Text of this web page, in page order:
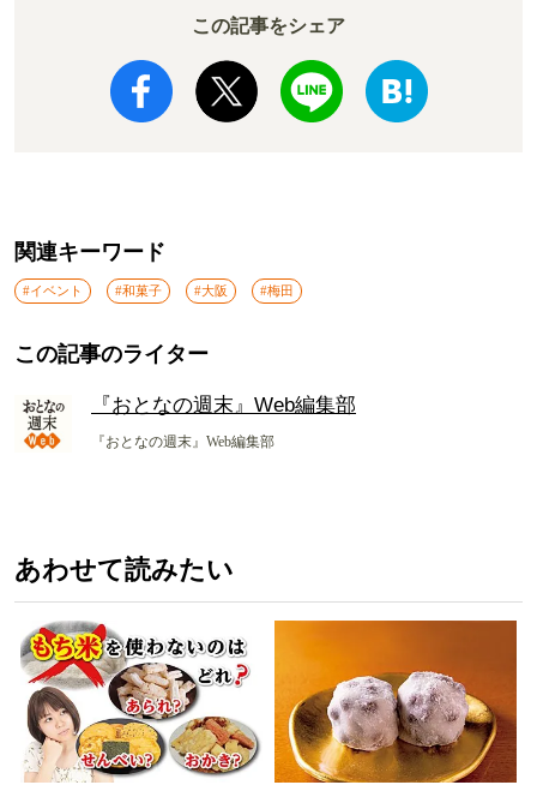
この記事をシェア
関連キーワード
#イベント #和菓子 #大阪 #梅田
この記事のライター
『おとなの週末』Web編集部
『おとなの週末』Web編集部
あわせて読みたい